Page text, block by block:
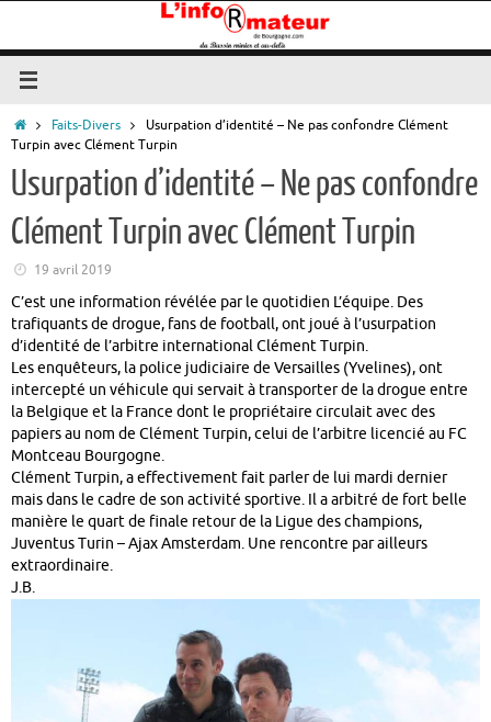
contenu
AccueilFaits-Divers
Usurpation d’identité – Ne pas confondre Clément
Turpin avec Clément Turpin
Usurpation d’identité – Ne pas confondre
Clément Turpin avec Clément Turpin
19 avril 2019
C’est une information révélée par le quotidien L’équipe. Des
trafiquants de drogue, fans de football, ont joué à l’usurpation
d’identité de l’arbitre international Clément Turpin.
Les enquêteurs, la police judiciaire de Versailles (Yvelines), ont
intercepté un véhicule qui servait à transporter de la drogue entre
la Belgique et la France dont le propriétaire circulait avec des
papiers au nom de Clément Turpin, celui de l’arbitre licencié au FC
Montceau Bourgogne.
Clément Turpin, a effectivement fait parler de lui mardi dernier
mais dans le cadre de son activité sportive. Il a arbitré de fort belle
manière le quart de finale retour de la Ligue des champions,
Juventus Turin – Ajax Amsterdam. Une rencontre par ailleurs
extraordinaire.
J.B.